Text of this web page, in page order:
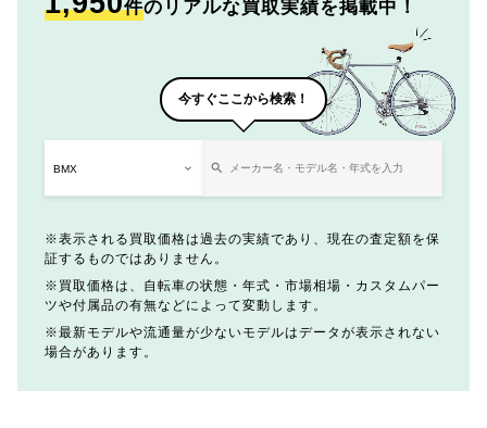
件のリアルな買取実績を掲載中！
今すぐここから検索！
表示される買取価格は過去の実績であり、現在の査定額を保
証するものではありません。
買取価格は、自転車の状態・年式・市場相場・カスタムパー
ツや付属品の有無などによって変動します。
最新モデルや流通量が少ないモデルはデータが表示されない
場合があります。